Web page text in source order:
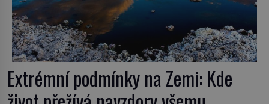
Extrémní podmínky na Zemi: Kde